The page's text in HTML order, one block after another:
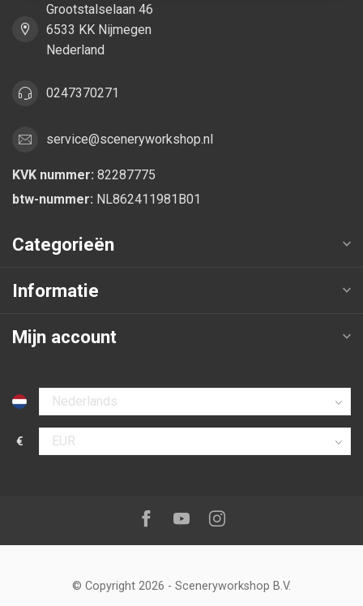
Grootstalselaan 46
6533 KK Nijmegen
Nederland
0247370271
service@sceneryworkshop.nl
KVK nummer: 82287775
btw-nummer: NL862411981B01
Categorieën
Informatie
Mijn account
Selecteer taal
€
Selecteer valuta
Volg ons op:Facebook
YoutubeInstagram
© Copyright 2026 - Sceneryworkshop B.V.